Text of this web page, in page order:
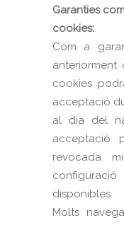
Garanties
cookies:
Com a
anteriorment
cookies
acceptació
al dia del
acceptació
revocada
disponibles.
Molts